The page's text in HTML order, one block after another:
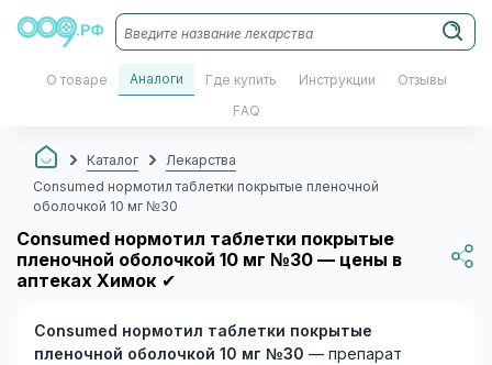
О товаре Аналоги Где купить Инструкции Отзывы
FAQ
Каталог
Лекарства
Consumed нормотил таблетки покрытые пленочной
оболочкой 10 мг №30
Consumed нормотил таблетки покрытые
пленочной оболочкой 10 мг №30 — цены в
аптеках Химок ✔
Consumed нормотил таблетки покрытые
пленочной оболочкой 10 мг №30 — препарат